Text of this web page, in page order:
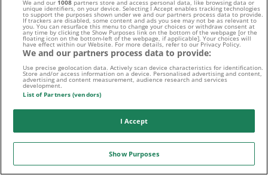
We and our 1008 partners store and access personal data, like browsing data or
unique identifiers, on your device. Selecting I Accept enables tracking technologies
to support the purposes shown under we and our partners process data to provide.
If trackers are disabled, some content and ads you see may not be as relevant to
you. You can resurface this menu to change your choices or withdraw consent at
any time by clicking the Show Purposes link on the bottom of the webpage [or the
floating icon on the bottom-left of the webpage, if applicable]. Your choices will
have effect within our Website. For more details, refer to our Privacy Policy.
We and our partners process data to provide:
Use precise geolocation data. Actively scan device characteristics for identification.
Store and/or access information on a device. Personalised advertising and content,
advertising and content measurement, audience research and services
development.
List of Partners (vendors)
I Accept
Show Purposes